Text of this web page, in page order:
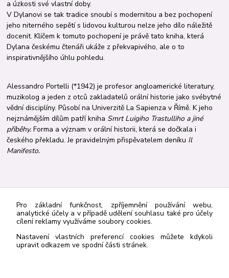
a úzkosti své vlastní doby.
V Dylanovi se tak tradice snoubí s modernitou a bez pochopení
jeho niterného sepětí s lidovou kulturou nelze jeho dílo náležitě
docenit. Klíčem k tomuto pochopení je právě tato kniha, která
Dylana českému čtenáři ukáže z překvapivého, ale o to
inspirativnějšího úhlu pohledu.
Alessandro Portelli (*1942) je profesor angloamerické literatury,
muzikolog a jeden z otců zakladatelů orální historie jako svébytné
vědní disciplíny. Působí na Univerzitě La Sapienza v Římě. K jeho
nejznámějším dílům patří kniha Smrt Luigiho Trastulliho a jiné
příběhy. Forma a význam v orální historii, která se dočkala i
českého překladu. Je pravidelným přispěvatelem deníku Il
Manifesto.
Zboží zařazeno v kategoriích
Novinky
Pro základní funkčnost, zpříjemnění používání webu,
analytické účely a v případě udělení souhlasu také pro účely
cílení reklamy využíváme soubory cookies.
Nastavení vlastních preferencí cookies můžete kdykoli
upravit odkazem ve spodní části stránek.